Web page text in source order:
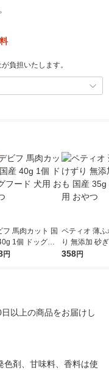
負担いたします。
フ 馬肉カット 国
1個 ドッグフ
犬用 おやつ
円
ペティオ 薄ふ
り 無添加 砂
35g 1袋 犬用
358円
以上の商品をお届けし
色剤、甘味料、香料は使